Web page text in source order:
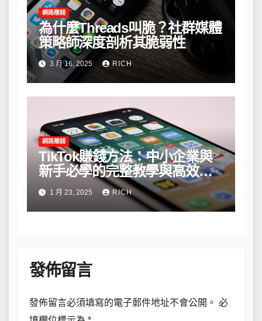
網路賺錢
為什麼Threads叫脆？社群媒體
策略師深度剖析其脆弱性
3 月 16, 2025 RICH
網路賺錢
TikTok賺錢方法：中小企業與
新手必學的完整教學與高效策
略1 月 23, 2025 RICH
發佈留言
發佈留言必須填寫的電子郵件地址不會公開。 必